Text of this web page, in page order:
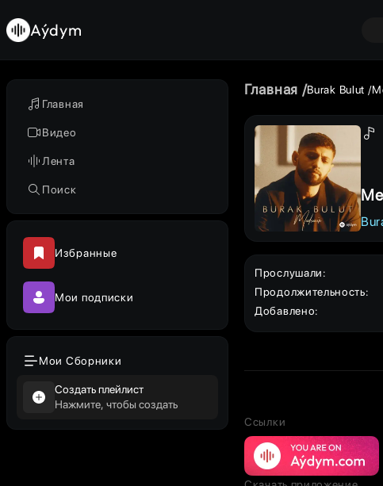
Главная
Видео
Лента
Поиск
Избранные
Мои подписки
Мои Сборники
Создать плейлист
Нажмите, чтобы создать
Aýdym
Главная Burak Bulut
Прослушали:
Продолжительность:
Добавлено:
Ссылки